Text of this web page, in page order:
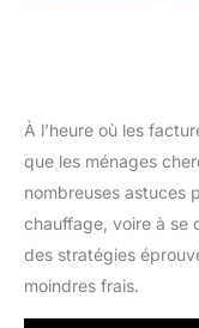
À l’heure où les
que les ménages
nombreuses astuces
chauffage, voire à se
des stratégies
moindres frais.